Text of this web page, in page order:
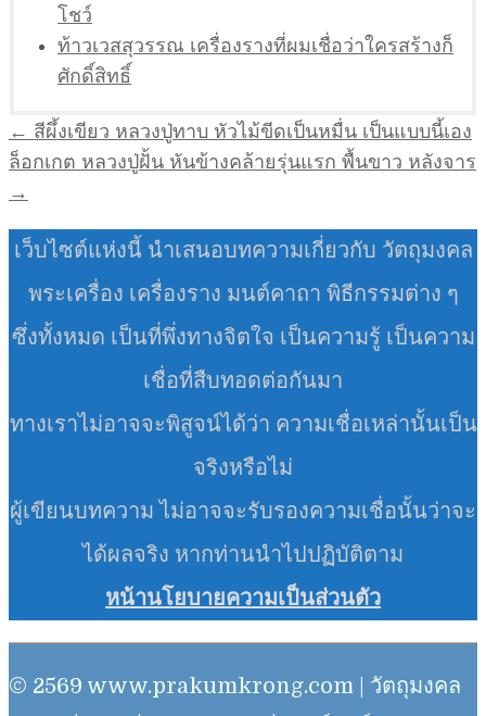
โชว์
ท้าวเวสสุวรรณ เครื่องรางที่ผมเชื่อว่าใครสร้างก็
ศักดิ์สิทธิ์
แนะแนว
เรื่อง
← สีผึ้งเขียว หลวงปู่ทาบ หัวไม้ขีดเป็นหมื่น เป็นแบบนี้เอง
ล็อกเกต หลวงปู่ฝั้น หันข้างคล้ายรุ่นแรก พื้นขาว หลังจาร
→
เว็บไซต์แห่งนี้ นำเสนอบทความเกี่ยวกับ วัตถุมงคล
พระเครื่อง เครื่องราง มนต์คาถา พิธีกรรมต่าง ๆ
ซึ่งทั้งหมด เป็นที่พึ่งทางจิตใจ เป็นความรู้ เป็นความ
เชื่อที่สืบทอดต่อกันมา
ทางเราไม่อาจจะพิสูจน์ได้ว่า ความเชื่อเหล่านั้นเป็น
จริงหรือไม่
ผู้เขียนบทความ ไม่อาจจะรับรองความเชื่อนั้นว่าจะ
ได้ผลจริง หากท่านนำไปปฏิบัติตาม
หน้านโยบายความเป็นส่วนตัว
© 2569 www.prakumkrong.com | วัตถุมงคล